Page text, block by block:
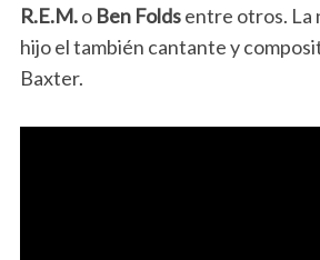
R.E.M.o Ben Foldsentre otros. La
hijo el también cantante y
Baxter.